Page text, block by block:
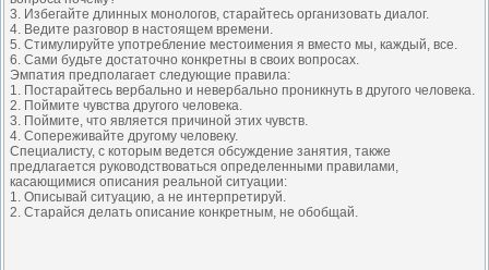
3. Избегайте длинных монологов, старайтесь организовать диалог.
4. Ведите разговор в настоящем времени.
5. Стимулируйте употребление местоимения я вместо мы, каждый, все.
6. Сами будьте достаточно конкретны в своих вопросах.
Эмпатия предполагает следующие правила:
1. Постарайтесь вербально и невербально проникнуть в другого человека.
2. Поймите чувства другого человека.
3. Поймите, что является причиной этих чувств.
4. Сопереживайте другому человеку.
Специалисту, с которым ведется обсуждение занятия, также
предлагается руководствоваться определенными правилами,
касающимися описания реальной ситуации:
1. Описывай ситуацию, а не интерпретируй.
2. Старайся делать описание конкретным, не обобщай.